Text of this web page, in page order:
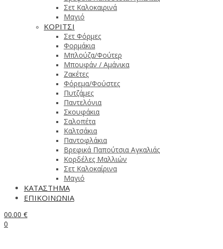
Σετ Καλοκαιρινά
Μαγιό
ΚΟΡΙΤΣΙ
Σετ Φόρμες
Φορμάκια
Μπλούζα/Φούτερ
Μπουφάν / Αμάνικα
Ζακέτες
Φόρεμα/Φούστες
Πυτζάμες
Παντελόνια
Σκουφάκια
Σαλοπέτα
Καλτσάκια
Παντοφλάκια
Βρεφικά Παπούτσια Αγκαλιάς
Κορδέλες Μαλλιών
Σετ Καλοκαίρινα
Μαγιό
ΚΑΤΑΣΤΗΜΑ
ΕΠΙΚΟΙΝΩΝΙΑ
00.00 €
0